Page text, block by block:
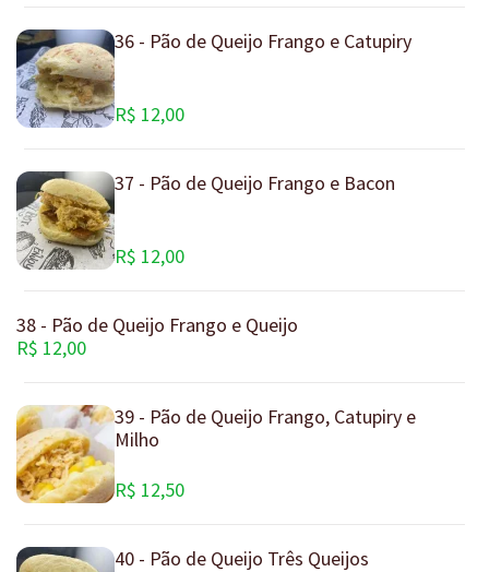
36 - Pão de Queijo Frango e Catupiry
R$ 12,00
37 - Pão de Queijo Frango e Bacon
R$ 12,00
38 - Pão de Queijo Frango e Queijo
R$ 12,00
39 - Pão de Queijo Frango, Catupiry e
Milho
R$ 12,50
40 - Pão de Queijo Três Queijos